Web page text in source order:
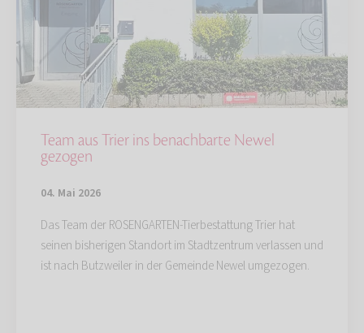
Team aus Trier ins benachbarte Newel
gezogen
04. Mai 2026
Das Team der ROSENGARTEN-Tierbestattung Trier hat
seinen bisherigen Standort im Stadtzentrum verlassen und
ist nach Butzweiler in der Gemeinde Newel umgezogen.